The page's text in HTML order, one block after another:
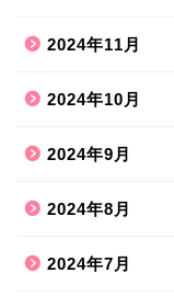
2024年11月
2024年10月
2024年9月
2024年8月
2024年7月